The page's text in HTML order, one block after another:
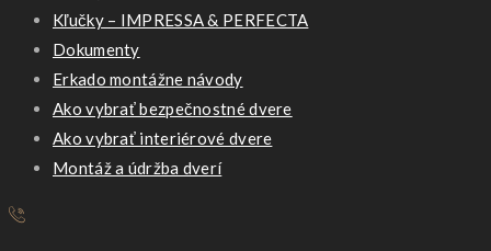
Kľučky – IMPRESSA & PERFECTA
Dokumenty
Erkado montážne návody
Ako vybrať bezpečnostné dvere
Ako vybrať interiérové dvere
Montáž a údržba dverí